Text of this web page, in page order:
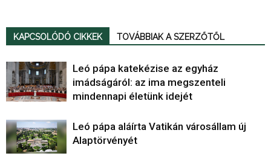
KAPCSOLÓDÓ CIKKEK TOVÁBBIAK A SZERZŐTŐL
Leó pápa katekézise az egyház
imádságáról: az ima megszenteli
mindennapi életünk idejét
Leó pápa aláírta Vatikán városállam új
Alaptörvényét